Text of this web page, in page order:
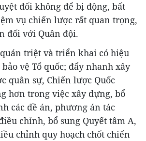
đối không để bị động, bất
vụ chiến lược rất quan trọng,
đối với Quân đội.
triệt và triển khai có hiệu
vệ Tổ quốc; đẩy nhanh xây
quân sự, Chiến lược Quốc
hơn trong việc xây dựng, bổ
các đề án, phương án tác
chỉnh, bổ sung Quyết tâm A,
chỉnh quy hoạch chốt chiến